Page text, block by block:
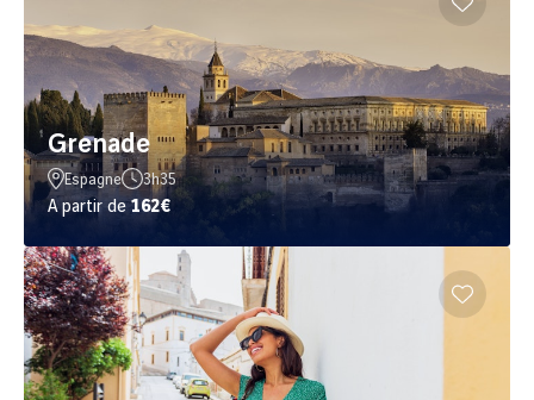
Grenade
Espagne 3h35
A partir de162€